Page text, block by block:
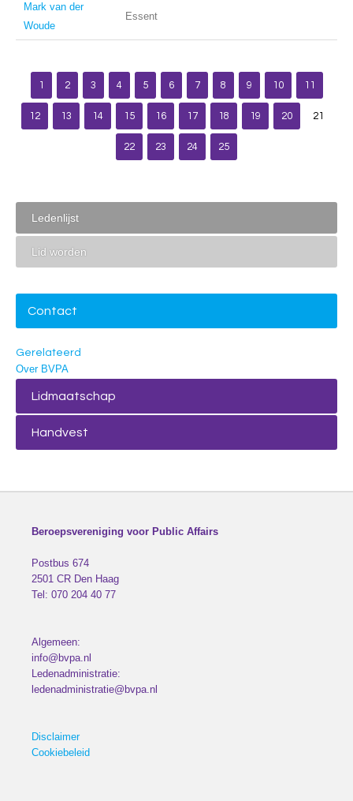
Mark van der
Woude
Essent
1 2 3 4 5 6 7 8 9 10 11
12 13 14 15 16 17 18 19 20 21
22 23 24 25
Ledenlijst
Lid worden
Contact
Gerelateerd
Over BVPA
Lidmaatschap
Handvest
Beroepsvereniging voor Public Affairs
Postbus 674
2501 CR Den Haag
Tel: 070 204 40 77
Algemeen:
info@bvpa.nl
Ledenadministratie:
ledenadministratie@bvpa.nl
Disclaimer
Cookiebeleid